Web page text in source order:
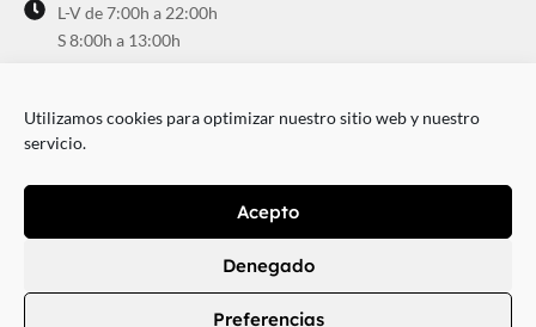
Utilizamos cookies para optimizar nuestro sitio web y nuestro
servicio.
Acepto
Denegado
Preferencias
L-V de 7:00h a 22:00h
S 8:00h a 13:00h
Focus Training2026© Todos los derechos reservados
Política de privacidad